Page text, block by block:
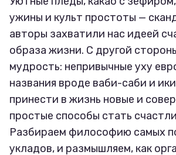
ужины и культ простоты —
авторы захватили нас идеей
образа жизни. С другой
мудрость: непривычные уху
названия вроде ваби-саби и
принести в жизнь новые и
простые способы стать
Разбираем философию самых
укладов, и размышляем, как